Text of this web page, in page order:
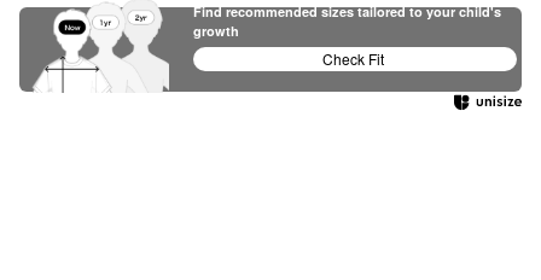
Find recommended sizes tailored to your child's
growth
Check Fit